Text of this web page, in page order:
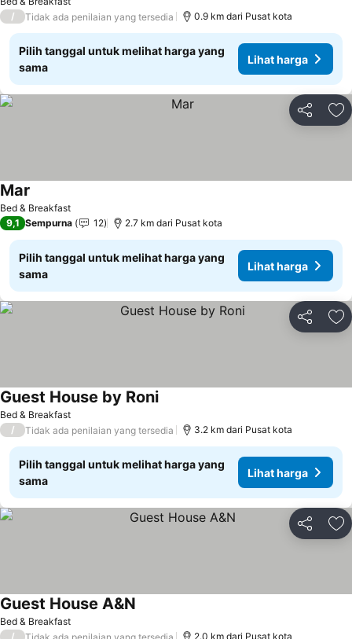
/ Tidak ada penilaian yang tersedia 0.9 km dari Pusat kota
Pilih tanggal untuk melihat harga yang
sama
Lihat harga
Bagikan
Bed & Breakfast
Mar
9,1 Sempurna 12 2.7 km dari Pusat kota
Pilih tanggal untuk melihat harga yang
sama
Lihat harga
Bagikan
Bed & Breakfast
Guest House by RoniLihat harga
/ Tidak ada penilaian yang tersedia 3.2 km dari Pusat kota
Pilih tanggal untuk melihat harga yang
sama
Lihat harga
Bagikan
Bed & Breakfast
Guest House A&N
/ Tidak ada penilaian yang tersedia 2.0 km dari Pusat kota